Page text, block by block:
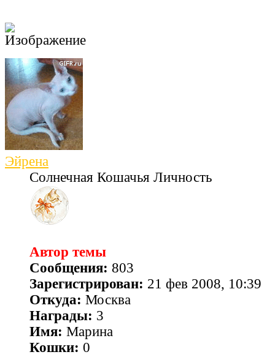
Эйрена
Солнечная Кошачья Личность
Автор темы
Сообщения: 803
Зарегистрирован: 21 фев 2008, 10:39
Откуда: Москва
Награды: 3
Имя: Марина
Кошки: 0